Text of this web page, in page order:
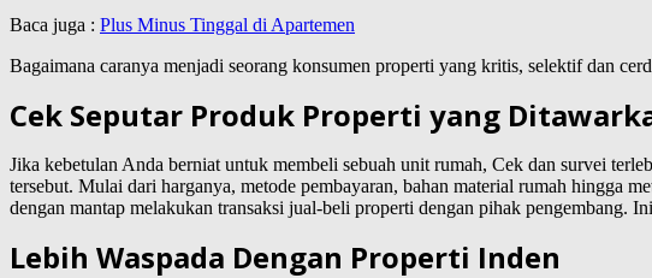
Baca juga : Plus Minus Tinggal di Apartemen
Bagaimana caranya menjadi seorang konsumen properti yang kritis, selektif dan
Cek Seputar Produk Properti yang
Jika kebetulan Anda berniat untuk membeli sebuah unit rumah, Cek dan survei
tersebut. Mulai dari harganya, metode pembayaran, bahan material rumah hingga
dengan mantap melakukan transaksi jual-beli properti dengan pihak pengembang.
Lebih Waspada Dengan Properti Inden